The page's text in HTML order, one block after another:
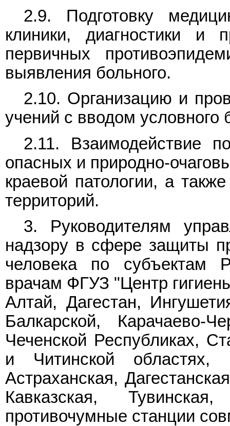
2.9. Подготовку
клиники, диагностики и
первичных
выявления больного.
2.10. Организацию и
учений с вводом условного
2.11. Взаимодействие
опасных и природно-
краевой патологии, а
территорий.
3. Руководителям
надзору в сфере защиты
человека по субъектам
врачам ФГУЗ "Центр
Алтай, Дагестан,
Балкарской, Карачаево-
Чеченской Республиках,
и Читинской областях,
Астраханская,
Кавказская,
противочумные станции